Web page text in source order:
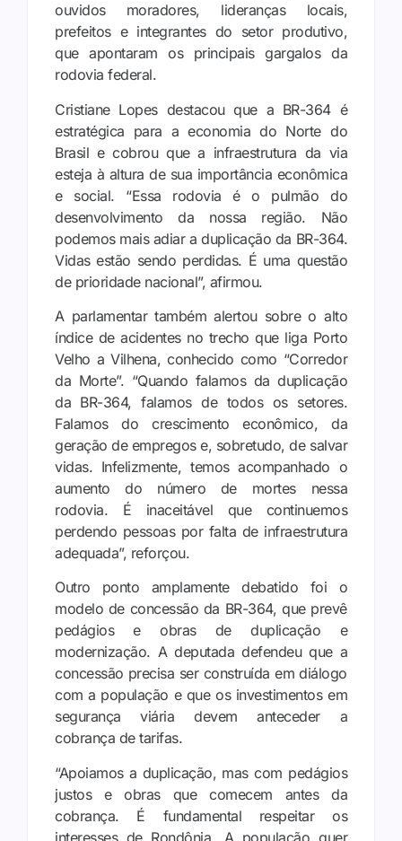
ouvidos moradores, lideranças locais,
prefeitos e integrantes do setor produtivo,
que apontaram os principais gargalos da
rodovia federal.
Cristiane Lopes destacou que a BR-364 é
estratégica para a economia do Norte do
Brasil e cobrou que a infraestrutura da via
esteja à altura de sua importância econômica
e social. “Essa rodovia é o pulmão do
desenvolvimento da nossa região. Não
podemos mais adiar a duplicação da BR-364.
Vidas estão sendo perdidas. É uma questão
de prioridade nacional”, afirmou.
A parlamentar também alertou sobre o alto
índice de acidentes no trecho que liga Porto
Velho a Vilhena, conhecido como “Corredor
da Morte”. “Quando falamos da duplicação
da BR-364, falamos de todos os setores.
Falamos do crescimento econômico, da
geração de empregos e, sobretudo, de salvar
vidas. Infelizmente, temos acompanhado o
aumento do número de mortes nessa
rodovia. É inaceitável que continuemos
perdendo pessoas por falta de infraestrutura
adequada”, reforçou.
Outro ponto amplamente debatido foi o
modelo de concessão da BR-364, que prevê
pedágios e obras de duplicação e
modernização. A deputada defendeu que a
concessão precisa ser construída em diálogo
com a população e que os investimentos em
segurança viária devem anteceder a
cobrança de tarifas.
“Apoiamos a duplicação, mas com pedágios
justos e obras que comecem antes da
cobrança. É fundamental respeitar os
interesses de Rondônia. A população quer